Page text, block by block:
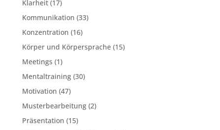
Klarheit(17)
Kommunikation (33)
Konzentration (16)
Körper und Körpersprache(15)
Meetings (1)
Mentaltraining(30)
Motivation (47)
Musterbearbeitung(2)
Präsentation (15)